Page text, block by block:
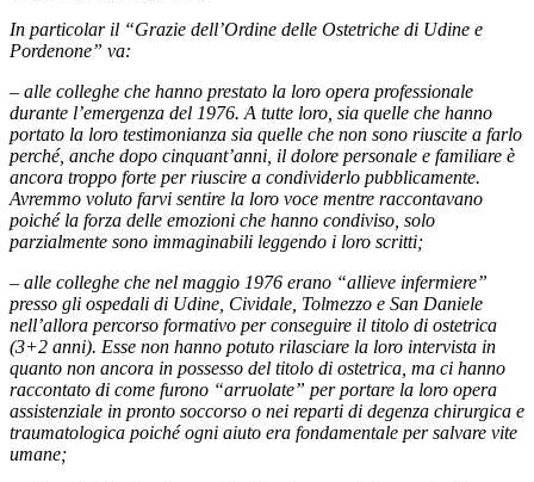
In particolar il “Grazie dell’Ordine delle Ostetriche di Udine e
Pordenone” va:
– alle colleghe che hanno prestato la loro opera professionale
durante l’emergenza del 1976. A tutte loro, sia quelle che hanno
portato la loro testimonianza sia quelle che non sono riuscite a farlo
perché, anche dopo cinquant’anni, il dolore personale e familiare è
ancora troppo forte per riuscire a condividerlo pubblicamente.
Avremmo voluto farvi sentire la loro voce mentre raccontavano
poiché la forza delle emozioni che hanno condiviso, solo
parzialmente sono immaginabili leggendo i loro scritti;
– alle colleghe che nel maggio 1976 erano “allieve infermiere”
presso gli ospedali di Udine, Cividale, Tolmezzo e San Daniele
nell’allora percorso formativo per conseguire il titolo di ostetrica
(3+2 anni). Esse non hanno potuto rilasciare la loro intervista in
quanto non ancora in possesso del titolo di ostetrica, ma ci hanno
raccontato di come furono “arruolate” per portare la loro opera
assistenziale in pronto soccorso o nei reparti di degenza chirurgica e
traumatologica poiché ogni aiuto era fondamentale per salvare vite
umane;